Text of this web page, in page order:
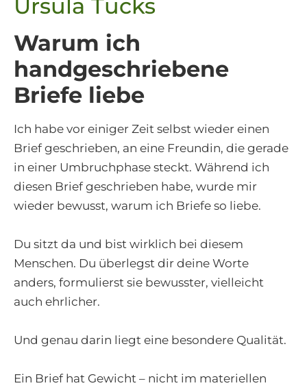
Warum ich
handgeschriebene
Briefe liebe
Ich habe vor einiger Zeit selbst wieder einen
Brief geschrieben, an eine Freundin, die gerade
in einer Umbruchphase steckt. Während ich
diesen Brief geschrieben habe, wurde mir
wieder bewusst, warum ich Briefe so liebe.
Du sitzt da und bist wirklich bei diesem
Menschen. Du überlegst dir deine Worte
anders, formulierst sie bewusster, vielleicht
auch ehrlicher.
Und genau darin liegt eine besondere Qualität.
Ein Brief hat Gewicht – nicht im materiellen